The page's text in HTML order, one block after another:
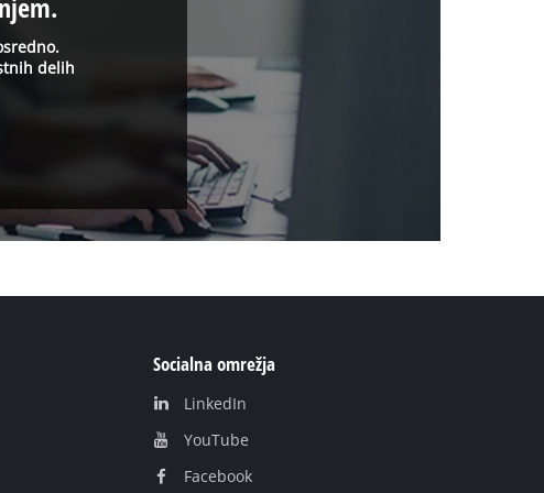
delih
Socialna omrežja
LinkedIn
YouТube
Facebook